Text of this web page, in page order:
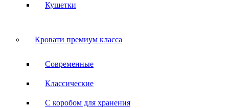
Кушетки
Кровати премиум класса
Современные
Классические
С коробом для хранения